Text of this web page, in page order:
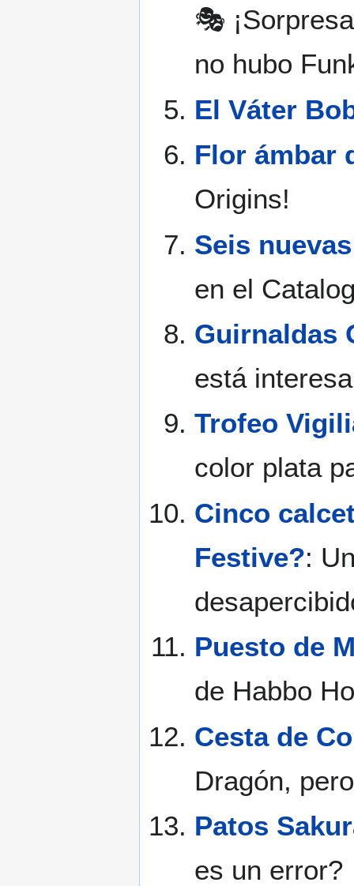
🎭
no hubo
El Váter
Flor ámbar
Origins!
Seis
en el
Guirnaldas
está
Trofeo
color plata
Cinco
Festive?:
Puesto de
de Habbo
Cesta de
Dragón,
Patos
es un error?